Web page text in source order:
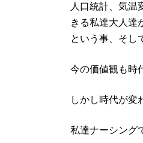
人口統計、気温
きる私達大人達
という事、そし
今の価値観も時
しかし時代が変
私達ナーシング